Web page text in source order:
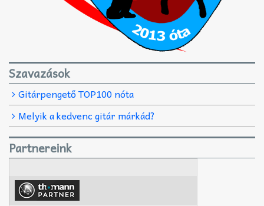
Szavazások
Gitárpengető TOP100 nóta
Melyik a kedvenc gitár márkád?
Partnereink